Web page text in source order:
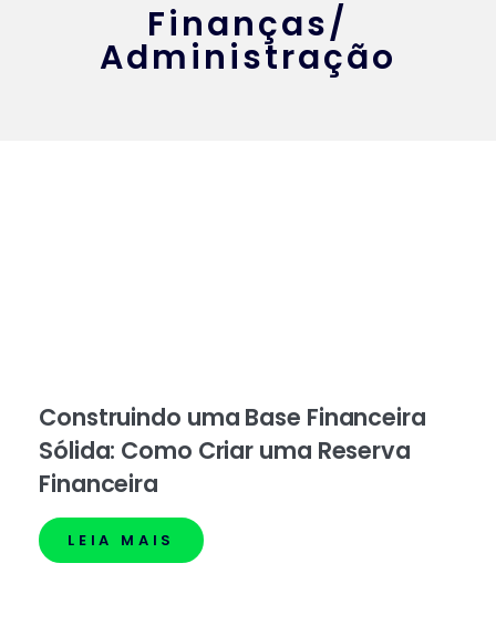
Finanças/
Administração
Construindo uma Base Financeira
Sólida: Como Criar uma Reserva
Financeira
LEIA MAIS